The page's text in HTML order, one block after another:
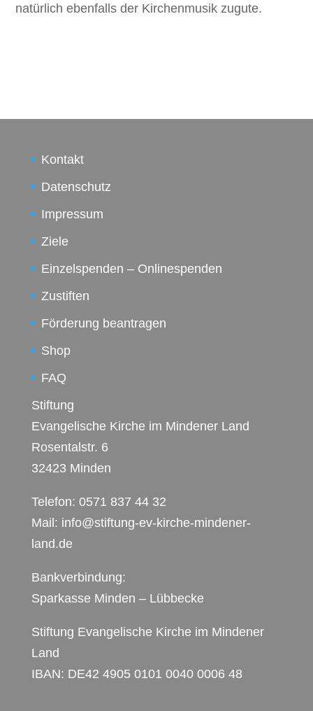
natürlich ebenfalls der Kirchenmusik zugute.
Kontakt
Datenschutz
Impressum
Ziele
Einzelspenden – Onlinespenden
Zustiften
Förderung beantragen
Shop
FAQ
Stiftung
Evangelische Kirche im Mindener Land
Rosentalstr. 6
32423 Minden
Telefon: 0571 837 44 32
Mail: info@stiftung-ev-kirche-mindener-
land.de
Bankverbindung:
Sparkasse Minden – Lübbecke
Stiftung Evangelische Kirche im Mindener
Land
IBAN: DE42 4905 0101 0040 0006 48